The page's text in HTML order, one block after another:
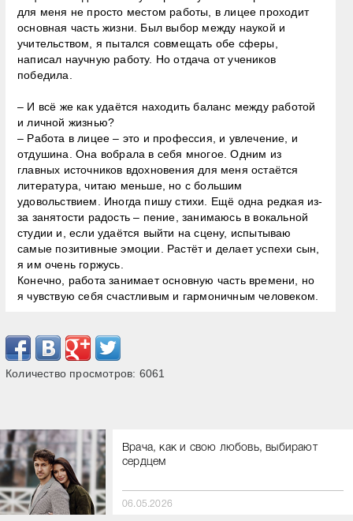
для меня не просто местом работы, в лицее проходит
основная часть жизни. Был выбор между наукой и
учительством, я пытался совмещать обе сферы,
написал научную работу. Но отдача от учеников
победила.
– И всё же как удаётся находить баланс между работой
и личной жизнью?
– Работа в лицее – это и профессия, и увлечение, и
отдушина. Она вобрала в себя многое. Одним из
главных источников вдохновения для меня остаётся
литература, читаю меньше, но с большим
удовольствием. Иногда пишу стихи. Ещё одна редкая из-
за занятости радость – пение, занимаюсь в вокальной
студии и, если удаётся выйти на сцену, испытываю
самые позитивные эмоции. Растёт и делает успехи сын,
я им очень горжусь.
Конечно, работа занимает основную часть времени, но
я чувствую себя счастливым и гармоничным человеком.
Количество просмотров: 6061
Врача, как и свою любовь, выбирают
сердцем
06.05.2026